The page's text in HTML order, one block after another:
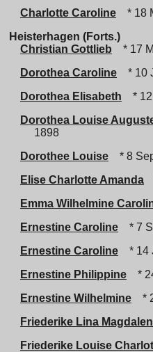
Charlotte Caroline
* 18
Heisterhagen (Forts.)
Christian Gottlieb
* 17
Dorothea Caroline
* 10
Dorothea Elisabeth
*
Dorothea Louise
1898
Dorothee Louise
* 8
Elise Charlotte Amanda
Emma Wilhelmine
Ernestine Caroline
* 7
Ernestine Caroline
* 14
Ernestine Philippine
*
Ernestine Wilhelmine
*
Friederike Lina
Friederike Louise